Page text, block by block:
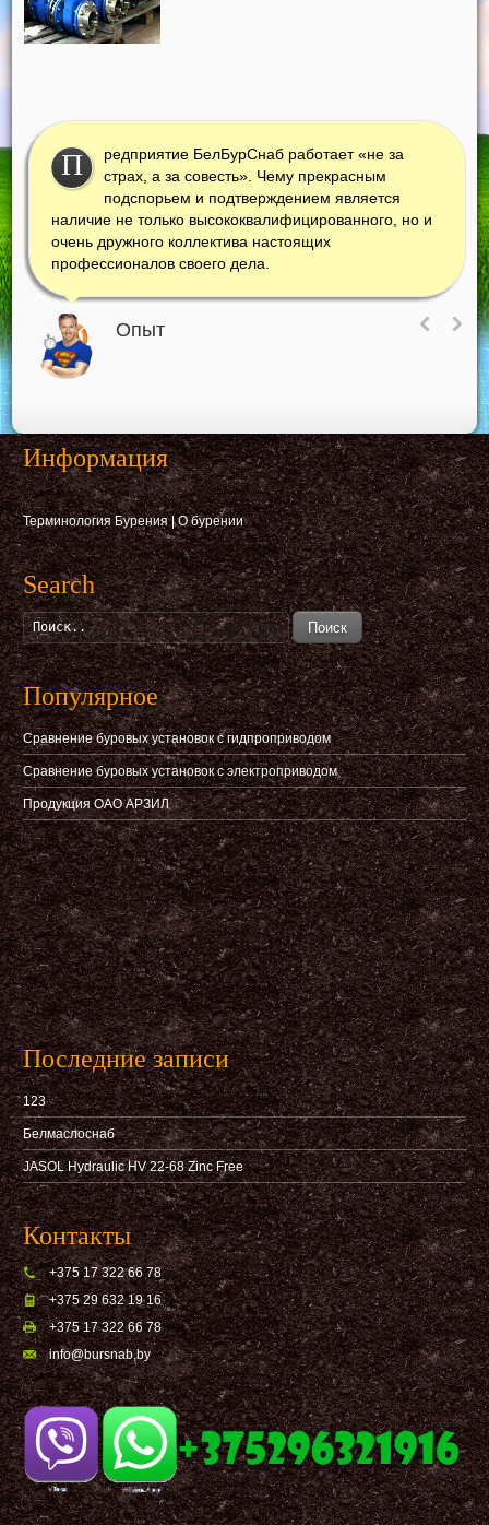
П
редприятие БелБурСнаб работает «не за
страх, а за совесть». Чему прекрасным
подспорьем и подтверждением является
наличие не только высококвалифицированного, но и
очень дружного коллектива настоящих
профессионалов своего дела.
Опыт
Информация
Терминология Бурения|О бурении
Search
Поиск
Популярное
Сравнение буровых установок с гидпроприводом
Сравнение буровых установок с электроприводом
Продукция ОАО АРЗИЛ
Последние записи
123
Белмаслоснаб
JASOL Hydraulic HV 22-68 Zinc Free
Контакты
+375 17 322 66 78
+375 29 632 19 16
+375 17 322 66 78
info@bursnab,by